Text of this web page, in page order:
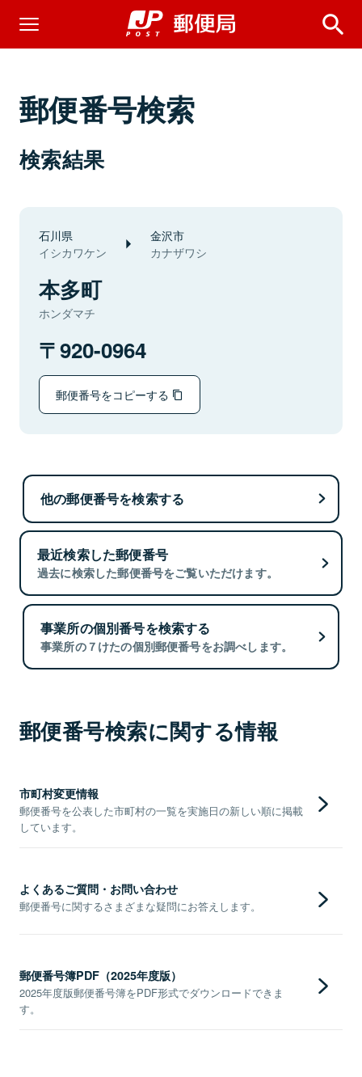
郵便番号検索
検索結果
石川県
イシカワケン
金沢市
カナザワシ
本多町
ホンダマチ
920-0964
郵便番号をコピーする
他の郵便番号を検索する
最近検索した郵便番号
過去に検索した郵便番号をご覧いただけます。
事業所の個別番号を検索する
事業所の７けたの個別郵便番号をお調べします。
郵便番号検索に関する情報
市町村変更情報
郵便番号を公表した市町村の一覧を実施日の新しい順に掲載
しています。
よくあるご質問・お問い合わせ
郵便番号に関するさまざまな疑問にお答えします。
郵便番号簿PDF（2025年度版）
2025年度版郵便番号簿をPDF形式でダウンロードできま
す。